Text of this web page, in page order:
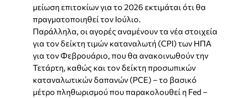
μείωση επιτοκίων για το 2026 εκτιμάται ότι θα
πραγματοποιηθεί τον Ιούλιο.
Παράλληλα, οι αγορές αναμένουν τα νέα στοιχεία
για τον δείκτη τιμών καταναλωτή (CPI) των ΗΠΑ
για τον Φεβρουάριο, που θα ανακοινωθούν την
Τετάρτη, καθώς και τον δείκτη προσωπικών
καταναλωτικών δαπανών (PCE) – το βασικό
μέτρο πληθωρισμού που παρακολουθεί η Fed –